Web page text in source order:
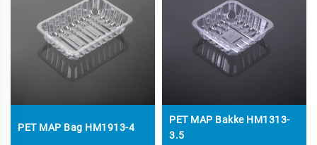
PET MAP Bag HM1913-4
PET MAP Bakke HM1313-
3.5